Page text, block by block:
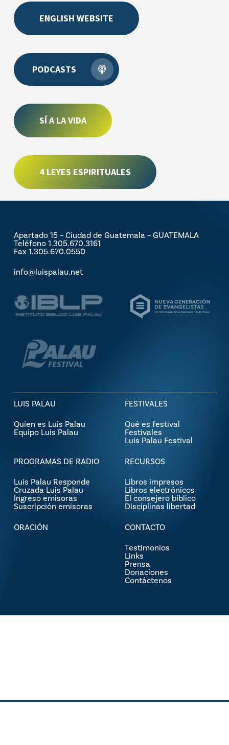
ENGLISH WEBSITE
PODCASTS
SÍ A LA VIDA
4 LEYES ESPIRITUALES
Apartado 15 – Ciudad de Guatemala – GUATEMALA
Teléfono 1.305.670.3161
Fax 1.305.670.0550
info@luispalau.net
LUIS PALAU
Quien es Luis Palau
Equipo Luis Palau
FESTIVALES
Qué es festival
Festivales
Luis Palau Festival
PROGRAMAS DE RADIO
Luis Palau Responde
Cruzada Luis Palau
Ingreso emisoras
Suscripción emisoras
RECURSOS
Libros impresos
Libros electrónicos
El consejero bíblico
Disciplinas libertad
ORACIÓN CONTACTO
Testimonios
Links
Prensa
Donaciones
Contáctenos